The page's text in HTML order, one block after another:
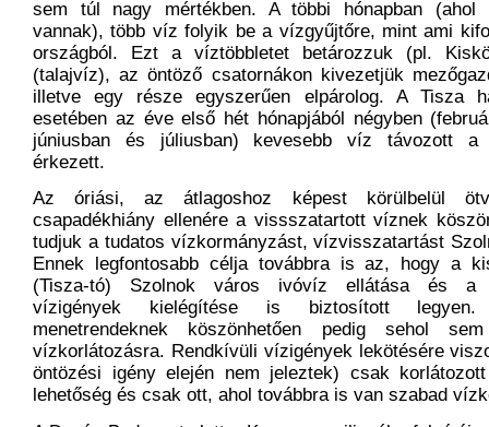
sem túl nagy mértékben. A többi hónapban (ahol
vannak), több víz folyik be a vízgyűjtőre, mint ami
országból. Ezt a víztöbbletet betározzuk (pl.
(talajvíz), az öntöző csatornákon kivezetjük
illetve egy része egyszerűen elpárolog. A Tisza
esetében az éve első hét hónapjából négyben
júniusban és júliusban) kevesebb víz távozott a
érkezett.
Az óriási, az átlagoshoz képest körülbelül
csapadékhiány ellenére a vissszatartott víznek
tudjuk a tudatos vízkormányzást, vízvisszatartást
Ennek legfontosabb célja továbbra is az, hogy a
(Tisza-tó) Szolnok város ivóvíz ellátása és a
vízigények kielégítése is biztosított
menetrendeknek köszönhetően pedig sehol
vízkorlátozásra. Rendkívüli vízigények lekötésére
öntözési igény elején nem jeleztek) csak
lehetőség és csak ott, ahol továbbra is van szabad